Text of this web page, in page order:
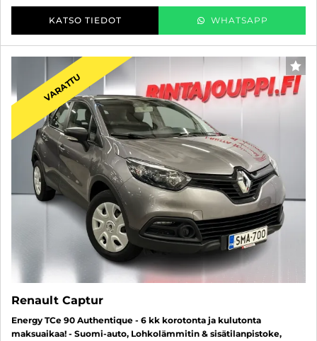
KATSO TIEDOT WHATSAPP
VARATTU
Renault Captur
Energy TCe 90 Authentique - 6 kk korotonta ja kulutonta
maksuaikaa! - Suomi-auto, Lohkolämmitin & sisätilanpistoke,